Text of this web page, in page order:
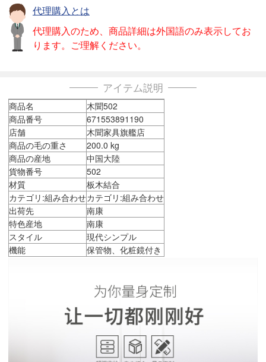
代理購入とは
代理購入のため、商品詳細は外国語のみ表示してお
ります。ご理解ください。
アイテム説明
商品名
木聞502
商品番号
671553891190
店舗
木聞家具旗艦店
商品の毛の重さ
200.0 kg
商品の産地
中国大陸
貨物番号
502
材質
板木結合
カテゴリ:組み合わせカテゴリ:組み合わせ
出荷先
南康
特色産地
南康
スタイル
現代シンプル
機能
保管物、化粧鏡付き